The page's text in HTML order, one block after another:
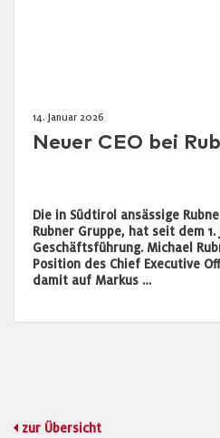
14. Januar 2026
Neuer CEO bei
Die in Südtirol ansässige
Rubner Gruppe, hat seit dem
Geschäftsführung. Michael
Position des Chief Executive
damit auf Markus …
zur Übersicht